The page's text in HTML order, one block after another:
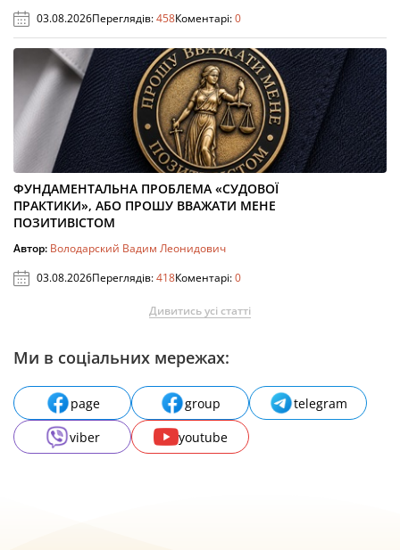
03.08.2026Переглядів:458Коментарі:0
ФУНДАМЕНТАЛЬНА ПРОБЛЕМА «СУДОВОЇ
ПРАКТИКИ», АБО ПРОШУ ВВАЖАТИ МЕНЕ
ПОЗИТИВІСТОМ
Автор: Володарский Вадим Леонидович
03.08.2026Переглядів:418Коментарі:0
Дивитись усі статті
Ми в соціальних мережах:
page group
telegram
viber
youtube